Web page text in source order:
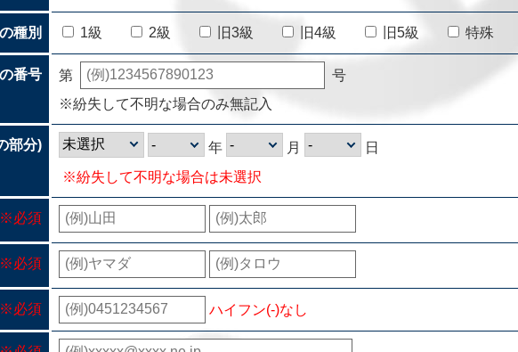
種別 1級 2級 旧3級 旧4級 旧5級 特殊
番号 第
号
※紛失して不明な場合のみ無記入
部分) 年 月
日
※紛失して不明な場合は未選択
※必須
※必須
※必須 ハイフン(-)なし